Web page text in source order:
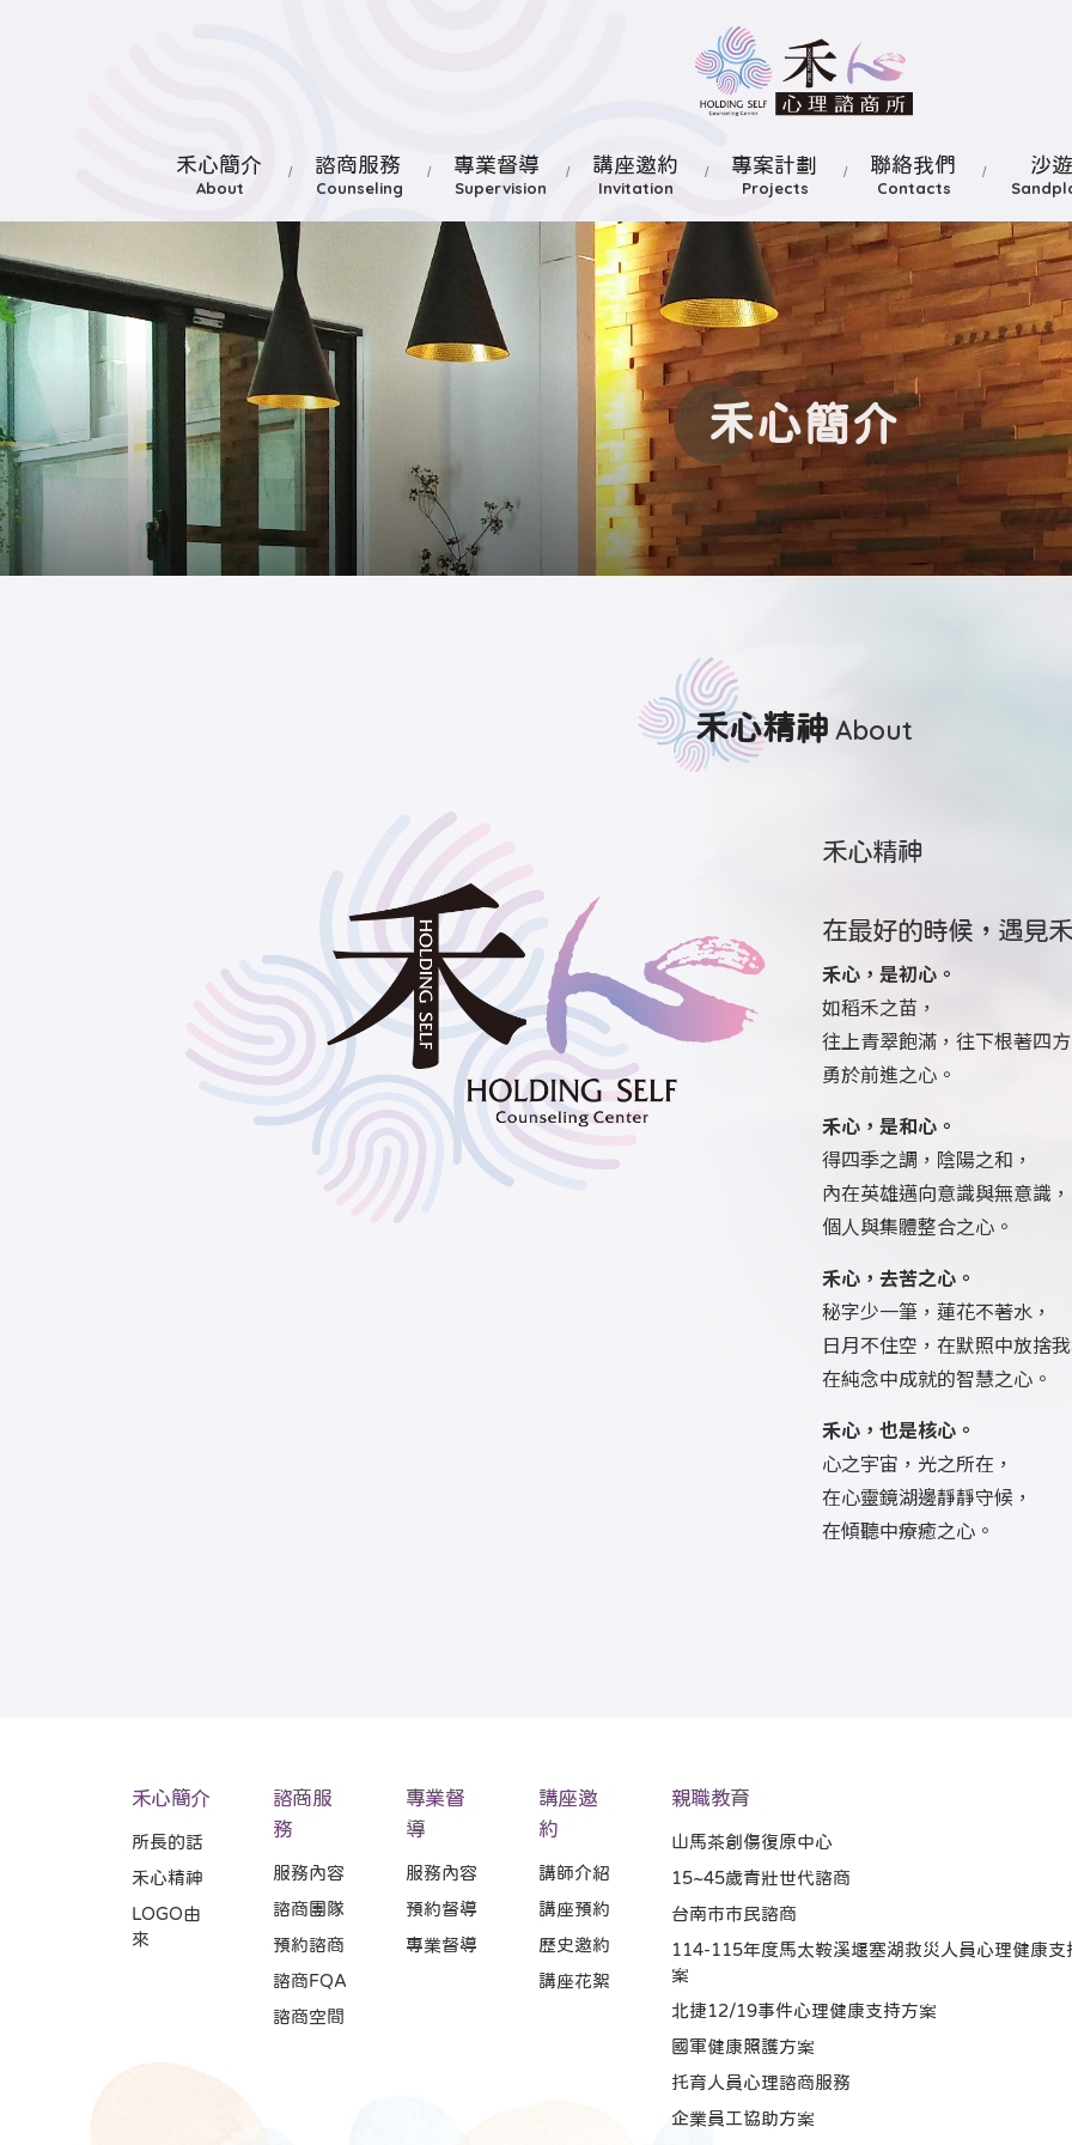
禾心簡介 諮商服務 專業督導 講座邀約 專案計劃 聯絡我們 沙
禾心簡介
禾心精神 About
禾心精神
在最好的時候，遇見
禾心，是初心。
如稻禾之苗，
往上青翠飽滿，往下根著四
勇於前進之心。
禾心，是和心。
得四季之調，陰陽之和，
內在英雄邁向意識與無意識，
個人與集體整合之心。
禾心，去苦之心。
秘字少一筆，蓮花不著水，
日月不住空，在默照中放捨
在純念中成就的智慧之心。
禾心，也是核心。
心之宇宙，光之所在，
在心靈鏡湖邊靜靜守候，
在傾聽中療癒之心。
禾心簡介
所長的話
禾心精神
LOGO由
來
諮商服
務
服務內容
諮商團隊
預約諮商
諮商FQA
諮商空間
專業督
導
服務內容
預約督導
專業督導
講座邀
約
講師介紹
講座預約
歷史邀約
講座花絮
親職教育
山馬茶創傷復原中心
15~45歲青壯世代諮商
台南市市民諮商
114-115年度馬太鞍溪堰塞湖救災人員心理健康支
案
北捷12/19事件心理健康支持方案
國軍健康照護方案
托育人員心理諮商服務
企業員工協助方案